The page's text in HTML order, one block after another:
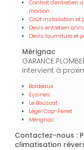
Contrat d'entretien
maison
Coût installation et
Devis entretien
Devis fourniture et
Mérignac
GARANCE
intervient à
Bordeaux
Eysines
Le Bouscat
Lège-Cap-Ferret
Mérignac
Contactez-nous :
climatisation